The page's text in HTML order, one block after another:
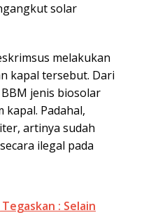
solar
melakukan
kapal tersebut. Dari
jenis biosolar
kapal. Padahal,
artinya sudah
ilegal pada
: Selain